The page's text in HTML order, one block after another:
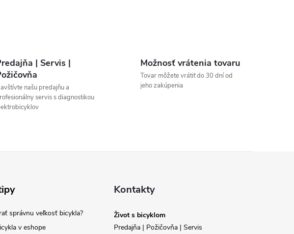
| Servis |
našu predajňu a
servis s diagnostikou
Možnosť vrátenia tovaru
Tovar môžete vrátiť do 30 dní od
jeho zakúpenia
správnu veľkosť bicykla?
v eshope
Kontakty
Život s bicyklom
Predajňa | Požičovňa | Servis